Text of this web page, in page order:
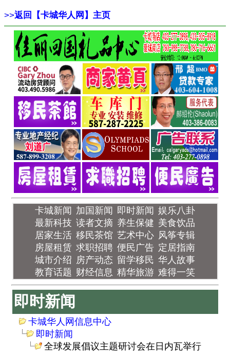
>>返回【卡城华人网】主页
卡城新闻 加国新闻 即时新闻 娱乐八卦
最新科技 读者文摘 养生保健 美食饮品
居家生活 移民茶馆 艺术中心 风筝专辑
房屋租赁 求职招聘 便民广告 定居指南
城市介绍 房产动态 留学移民 华人故事
教育话题 财经信息 精华旅游 难得一笑
即时新闻
卡城华人网信息中心
即时新闻
全球发展倡议主题研讨会在日内瓦举行